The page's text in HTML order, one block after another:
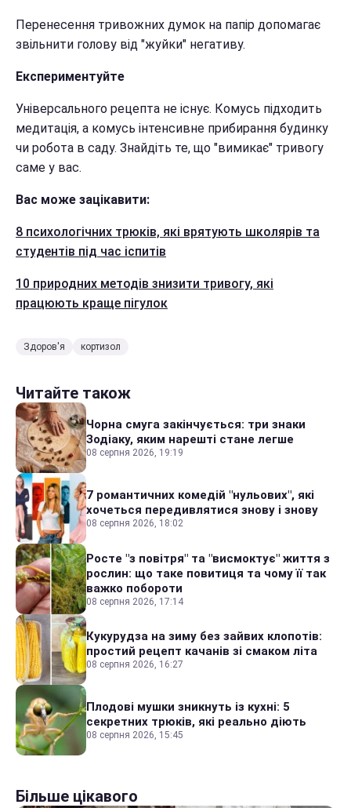
Перенесення тривожних думок на папір допомагає
звільнити голову від "жуйки" негативу.
Експериментуйте
Універсального рецепта не існує. Комусь підходить
медитація, а комусь інтенсивне прибирання будинку
чи робота в саду. Знайдіть те, що "вимикає" тривогу
саме у вас.
Вас може зацікавити:
8 психологічних трюків, які врятують школярів та
студентів під час іспитів
10 природних методів знизити тривогу, які
працюють краще пігулок
Здоров'я кортизол
Читайте також
Чорна смуга закінчується: три знаки
Зодіаку, яким нарешті стане легше
08 серпня 2026, 19:19
7 романтичних комедій "нульових", які
хочеться передивлятися знову і знову
08 серпня 2026, 18:02
Росте "з повітря" та "висмоктує" життя з
рослин: що таке повитиця та чому її так
важко побороти
08 серпня 2026, 17:14
Кукурудза на зиму без зайвих клопотів:
простий рецепт качанів зі смаком літа
08 серпня 2026, 16:27
Плодові мушки зникнуть із кухні: 5
секретних трюків, які реально діють
08 серпня 2026, 15:45
Більше цікавого